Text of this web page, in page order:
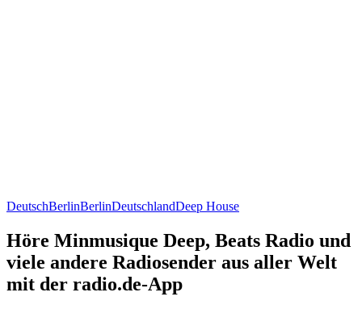
DeutschBerlinBerlinDeutschlandDeep House
Höre Minmusique Deep, Beats Radio und
viele andere Radiosender aus aller Welt
mit der radio.de-App